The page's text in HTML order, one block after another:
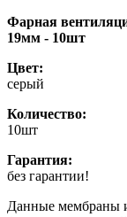
Фарная
19мм - 10шт
Цвет:
серый
Количество:
10шт
Гарантия:
без гарантии!
Данные мембраны